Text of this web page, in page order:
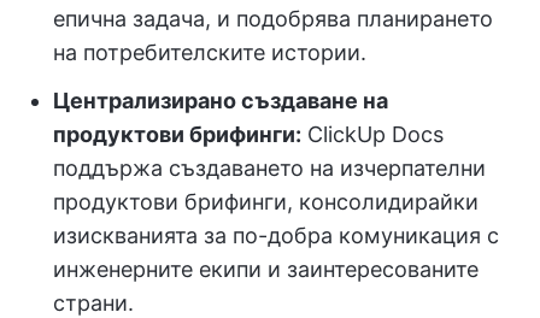
епична задача, и подобрява планирането
на потребителските истории.
Централизирано създаване на
продуктови брифинги: ClickUp Docs
поддържа създаването на изчерпателни
продуктови брифинги, консолидирайки
изискванията за по-добра комуникация с
инженерните екипи и заинтересованите
страни.